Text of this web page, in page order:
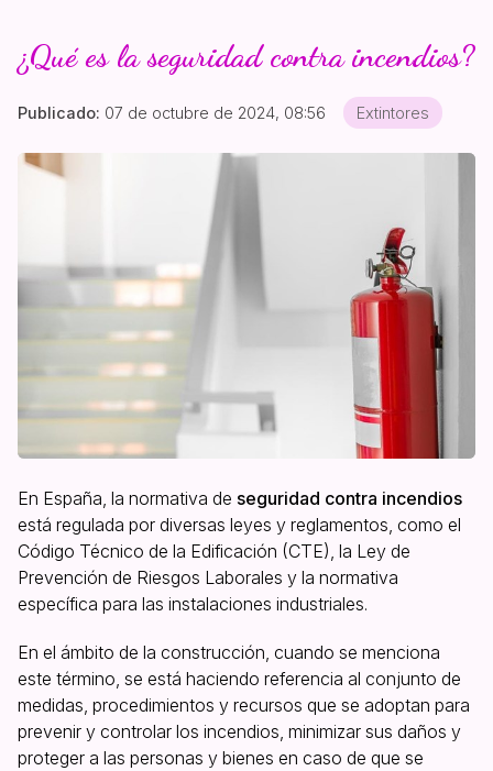
¿Qué es la seguridad contra incendios?
Publicado: 07 de octubre de 2024, 08:56 Extintores
En España, la normativa de seguridad contra incendios
está regulada por diversas leyes y reglamentos, como el
Código Técnico de la Edificación (CTE), la Ley de
Prevención de Riesgos Laborales y la normativa
específica para las instalaciones industriales.
En el ámbito de la construcción, cuando se menciona
este término, se está haciendo referencia al conjunto de
medidas, procedimientos y recursos que se adoptan para
prevenir y controlar los incendios, minimizar sus daños y
proteger a las personas y bienes en caso de que se